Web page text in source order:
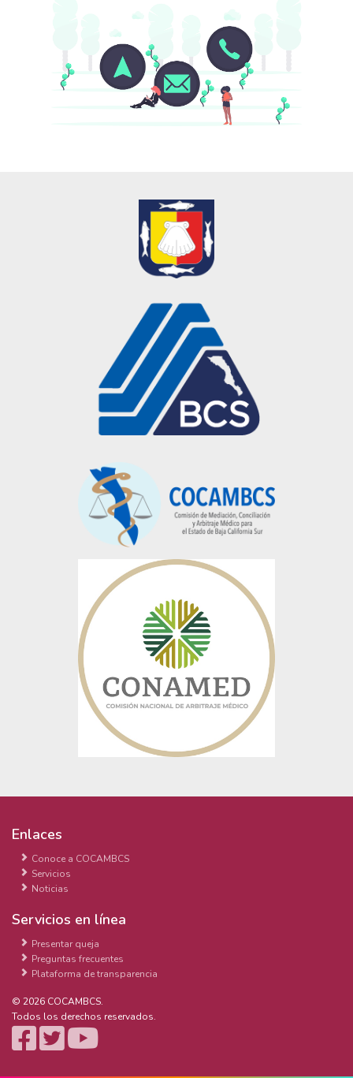
Enlaces
Conoce a COCAMBCS
Servicios
Noticias
Servicios en línea
Presentar queja
Preguntas frecuentes
Plataforma de transparencia
© 2026 COCAMBCS.
Todos los derechos reservados.